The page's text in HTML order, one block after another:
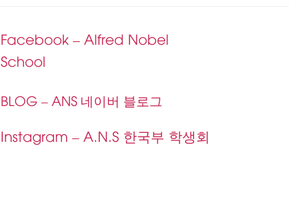
Facebook – Alfred Nobel
School
BLOG – ANS 네이버 블로그
Instagram – A.N.S 한국부 학생회